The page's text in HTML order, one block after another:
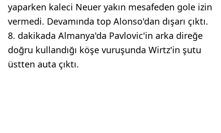
yaparken kaleci Neuer yakın mesafeden gole izin
vermedi. Devamında top Alonso'dan dışarı çıktı.
8. dakikada Almanya'da Pavlovic'in arka direğe
doğru kullandığı köşe vuruşunda Wirtz'in şutu
üstten auta çıktı.